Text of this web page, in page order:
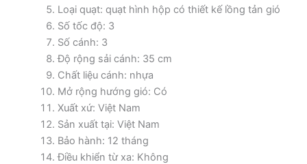
Loại quạt: quạt hình hộp có thiết kế lồng tản gió
Số tốc độ: 3
Số cánh: 3
Độ rộng sải cánh: 35 cm
Chất liệu cánh: nhựa
Mở rộng hướng gió: Có
Xuất xứ: Việt Nam
Sản xuất tại: Việt Nam
Bảo hành: 12 tháng
Điều khiển từ xa: Không